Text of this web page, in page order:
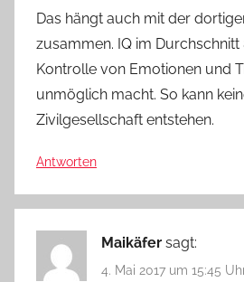
Das hängt auch mit der
zusammen. IQ im Durchschnitt
Kontrolle von Emotionen und
unmöglich macht. So kann
Zivilgesellschaft entstehen.
Antworten
Maikäfer sagt:
4. Mai 2017 um 15:45